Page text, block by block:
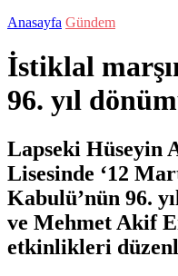
Anasayfa Gündem
İstiklal
96. yıl
Lapseki Hüseyin
Lisesinde ‘12
Kabulü’nün 96.
ve Mehmet Akif
etkinlikleri